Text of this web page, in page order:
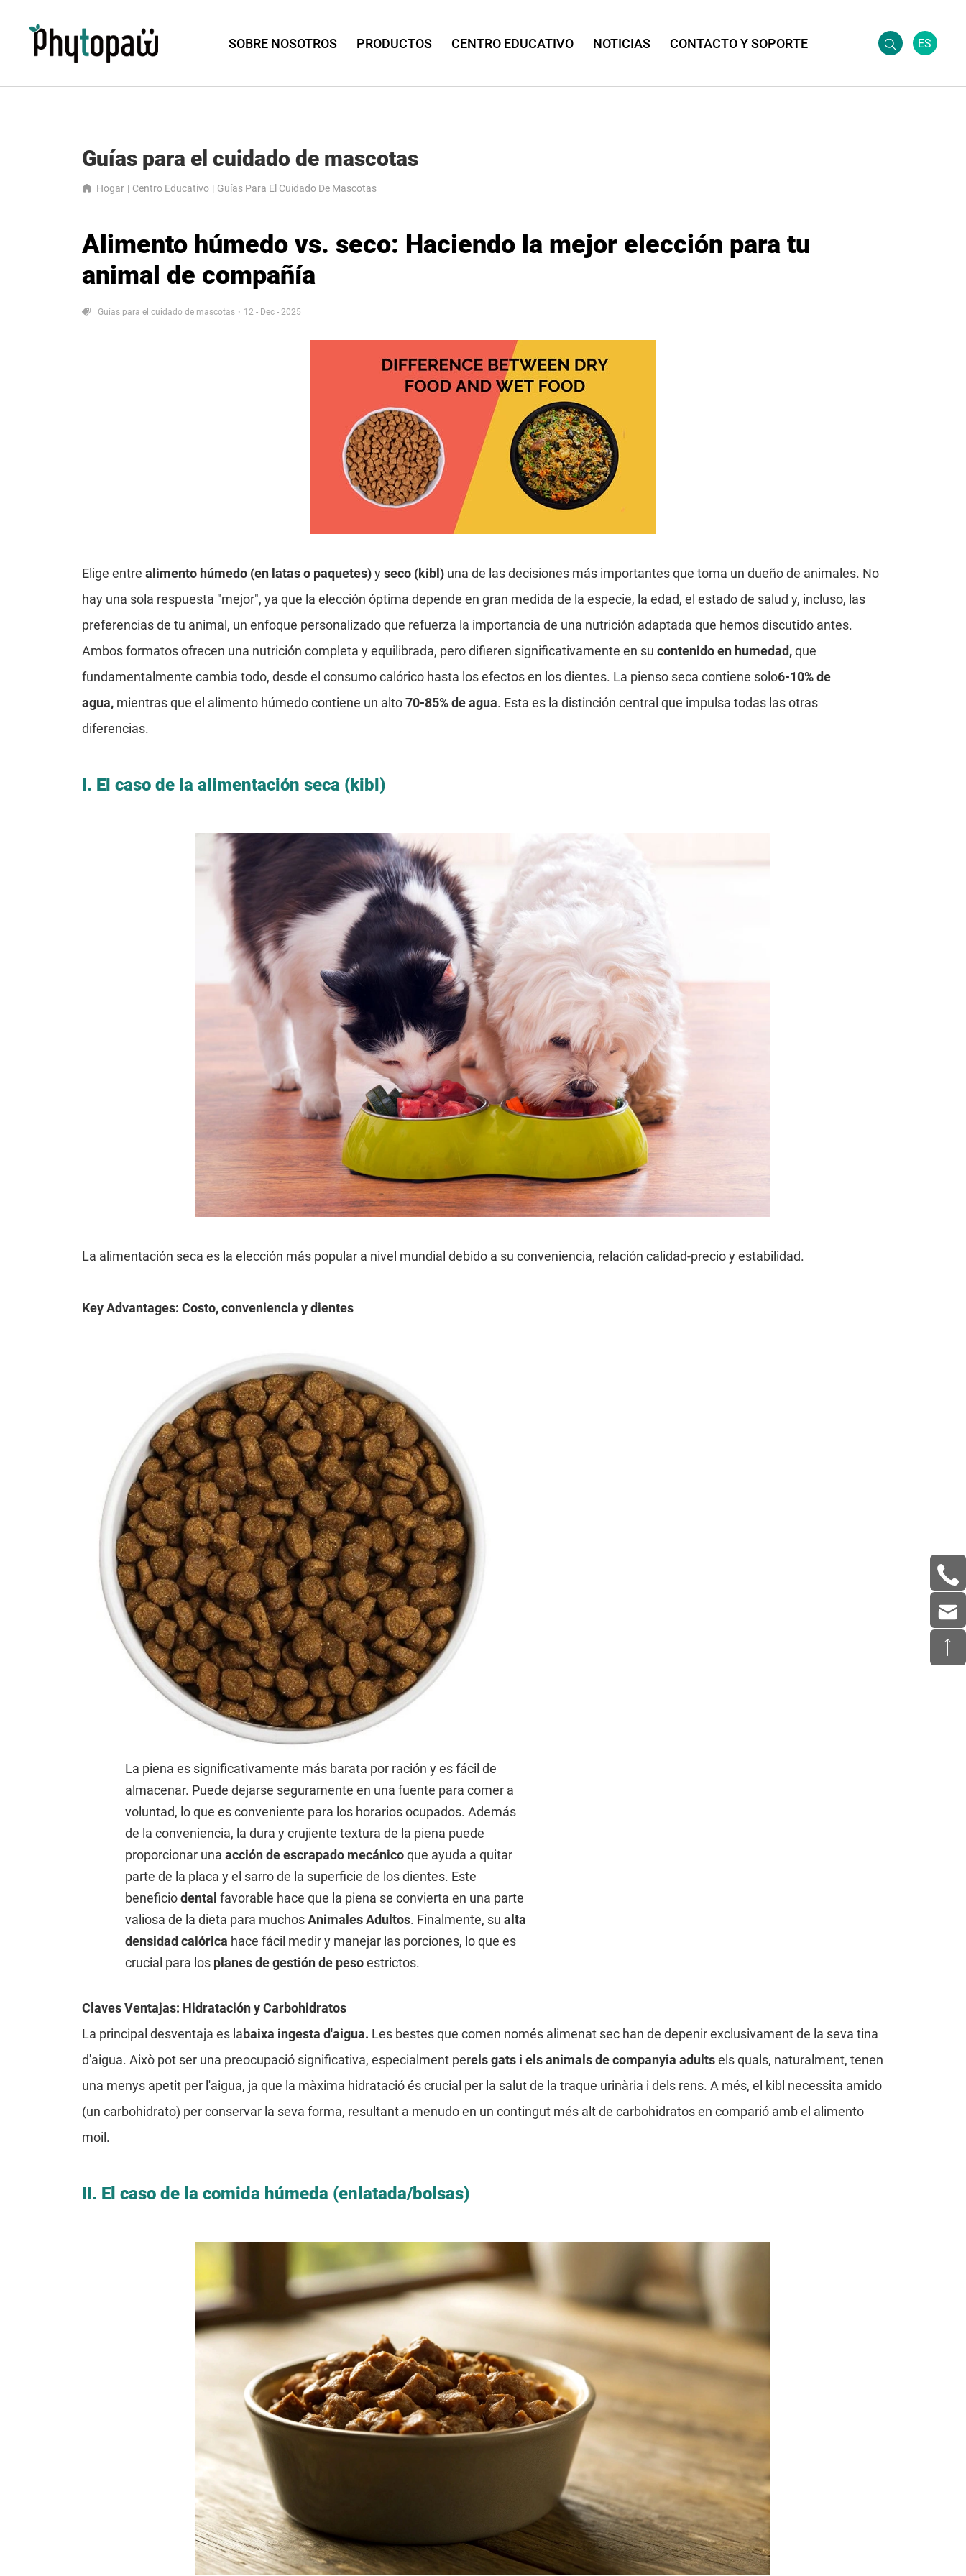
SOBRE NOSOTROS PRODUCTOS CENTRO EDUCATIVO NOTICIAS CONTACTO Y SOPORTE ES
Guías para el cuidado de mascotas
Hogar Centro Educativo Guías Para El Cuidado De Mascotas
Alimento húmedo vs. seco: Haciendo la mejor elección para tu
animal de compañía
Guías para el cuidado de mascotas 12 - Dec - 2025
Elige entre alimento húmedo (en latas o paquetes)yseco (kibl) una de las decisiones más importantes que toma un dueño de animales. No
hay una sola respuesta "mejor", ya que la elección óptima depende en gran medida de la especie, la edad, el estado de salud y, incluso, las
preferencias de tu animal, un enfoque personalizado que refuerza la importancia de una nutrición adaptada que hemos discutido antes.
Ambos formatos ofrecen una nutrición completa y equilibrada, pero difieren significativamente en su contenido en humedad,que
fundamentalmente cambia todo, desde el consumo calórico hasta los efectos en los dientes. La pienso seca contiene solo6-10% de
agua, mientras que el alimento húmedo contiene un alto70-85% de agua. Esta es la distinción central que impulsa todas las otras
diferencias.
I. El caso de la alimentación seca (kibl)
La alimentación seca es la elección más popular a nivel mundial debido a su conveniencia, relación calidad-precio y estabilidad.
Key Advantages: Costo, conveniencia y dientes
La piena es significativamente más barata por ración y es fácil de
almacenar. Puede dejarse seguramente en una fuente para comer a
voluntad, lo que es conveniente para los horarios ocupados. Además
de la conveniencia, la dura y crujiente textura de la piena puede
proporcionar una acción de escrapado mecánicoque ayuda a quitar
parte de la placa y el sarro de la superficie de los dientes. Este
beneficiodental favorable hace que la piena se convierta en una parte
valiosa de la dieta para muchosAnimales Adultos. Finalmente, su alta
densidad calórica hace fácil medir y manejar las porciones, lo que es
crucial para los planes de gestión de pesoestrictos.
Claves Ventajas: Hidratación y Carbohidratos
La principal desventaja es labaixa ingesta d'aigua. Les bestes que comen només alimenat sec han de depenir exclusivament de la seva tina
d'aigua. Això pot ser una preocupació significativa, especialment perels gats i els animals de companyia adultsels quals, naturalment, tenen
una menys apetit per l'aigua, ja que la màxima hidratació és crucial per la salut de la traque urinària i dels rens. A més, el kibl necessita amido
(un carbohidrato) per conservar la seva forma, resultant a menudo en un contingut més alt de carbohidratos en comparió amb el alimento
moil.
II. El caso de la comida húmeda (enlatada/bolsas)